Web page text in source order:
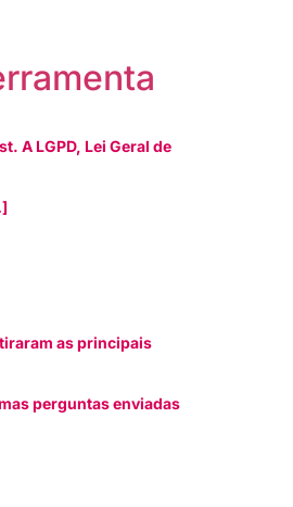
A LGPD, Lei Geral de
as principais
perguntas enviadas